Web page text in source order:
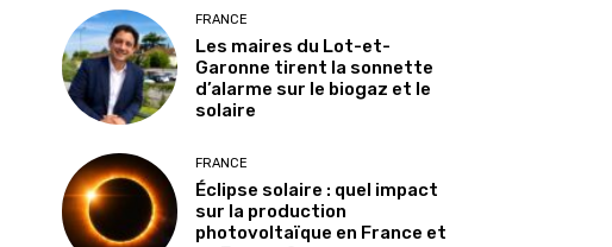
FRANCE
Les maires du Lot-et-
Garonne tirent la sonnette
d’alarme sur le biogaz et le
solaire
FRANCE
Éclipse solaire : quel impact
sur la production
photovoltaïque en France et